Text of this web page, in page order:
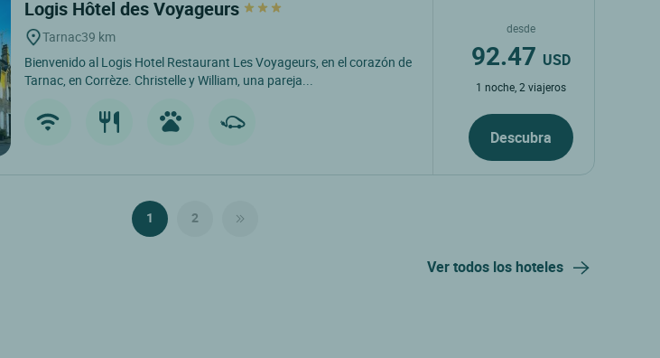
Logis Hôtel des Voyageurs
Tarnac39 km
Bienvenido al Logis Hotel Restaurant Les Voyageurs, en el corazón de
Tarnac, en Corrèze. Christelle y William, una pareja...
desde
92.47 USD
1 noche, 2 viajeros
Descubra
1 2
Ver todos los hoteles